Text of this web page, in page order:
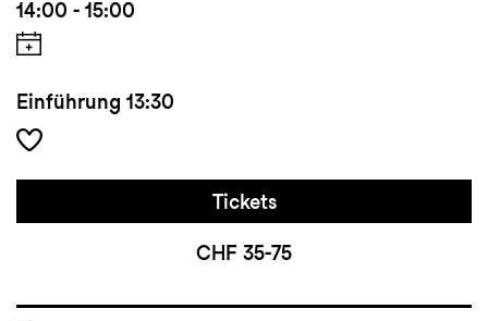
14:00 - 15:00
Einführung 13:30
Tickets
CHF 35-75